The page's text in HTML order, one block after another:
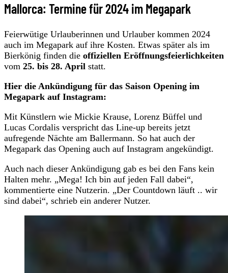
Mallorca: Termine für 2024 im Megapark
Feierwütige Urlauberinnen und Urlauber kommen 2024
auch im Megapark auf ihre Kosten. Etwas später als im
Bierkönig finden die offiziellen Eröffnungsfeierlichkeiten
vom 25. bis 28. April statt.
Hier die Ankündigung für das Saison Opening im
Megapark auf Instagram:
Mit Künstlern wie Mickie Krause, Lorenz Büffel und
Lucas Cordalis verspricht das Line-up bereits jetzt
aufregende Nächte am Ballermann. So hat auch der
Megapark das Opening auch auf Instagram angekündigt.
Auch nach dieser Ankündigung gab es bei den Fans kein
Halten mehr. „Mega! Ich bin auf jeden Fall dabei“,
kommentierte eine Nutzerin. „Der Countdown läuft .. wir
sind dabei“, schrieb ein anderer Nutzer.